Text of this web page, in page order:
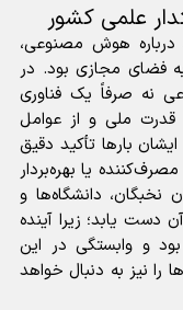
علمی کشور
درباره هوش مصنوعی،
فضای مجازی بود. در
نه صرفاً یک فناوری
قدرت ملی و از عوامل
بار‌ها تأکید دقیق
یا بهره‌بردار
نخبگان، دانشگاه‌ها و
دست یابد؛ زیرا آینده
و وابستگی در این
را نیز به دنبال خواهد